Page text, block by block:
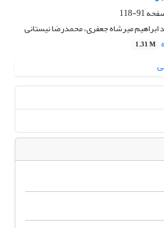
91-118
میرشاه جعفری، محمدرضا نیستانی
1.31 M